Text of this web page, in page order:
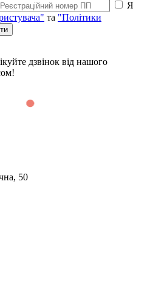
Я
та "Політики
дзвінок від нашого
50